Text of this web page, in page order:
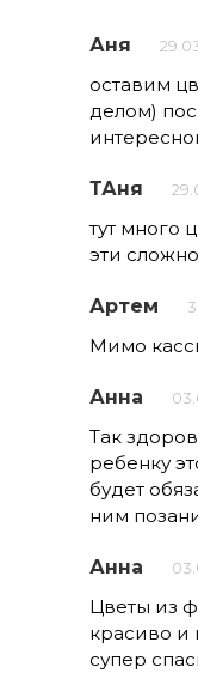
Аня
оставим
делом)
ТАня
тут много
эти
Артем
Мимо
Анна
Так
ребенку
будет
ним
Анна
Цветы из
красиво и
супер